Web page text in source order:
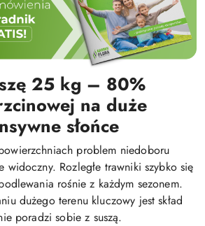
25 kg – 80%
na duże
słońce
problem niedoboru
widoczny. Rozległe trawniki szybko się
rośnie z każdym sezonem.
dużego terenu kluczowy jest skład
poradzi sobie z suszą.